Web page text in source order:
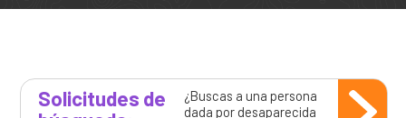
Generación de conocimiento para la búsqueda
Solicitudes de
¿Buscas a una persona
dada por desaparecida